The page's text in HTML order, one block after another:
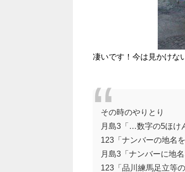
凄いです！今は見かけな
その時のやりとり
月島3「…数字の5ほけ
123「ナンバーの地名
月島3「ナンバーに地
123「品川練馬足立等